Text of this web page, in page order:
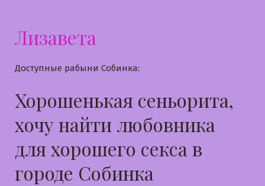
Лизавета
Доступные рабыни Собинка:
Хорошенькая сеньорита,
хочу найти любовника
для хорошего секса в
городе Собинка